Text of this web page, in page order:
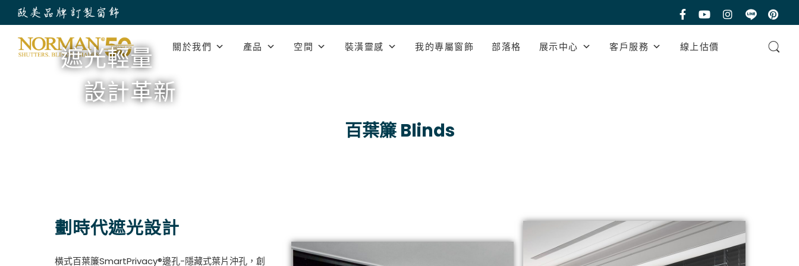
關於我們 產品 空間 裝潢靈感 我的專屬窗飾 部落格 展示中心 客戶服務 線上估價
遮光輕量
設計革新
百葉簾 Blinds
劃時代遮光設計
橫式百葉簾SmartPrivacy®邊孔-隱藏式葉片沖孔，創